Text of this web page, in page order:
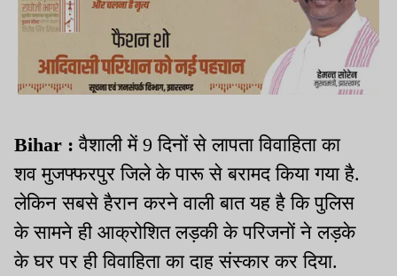
Bihar : वैशाली में 9 दिनों से लापता विवाहिता का
शव मुजफ्फरपुर जिले के पारू से बरामद किया गया है.
लेकिन सबसे हैरान करने वाली बात यह है कि पुलिस
के सामने ही आक्रोशित लड़की के परिजनों ने लड़के
के घर पर ही विवाहिता का दाह संस्कार कर दिया.